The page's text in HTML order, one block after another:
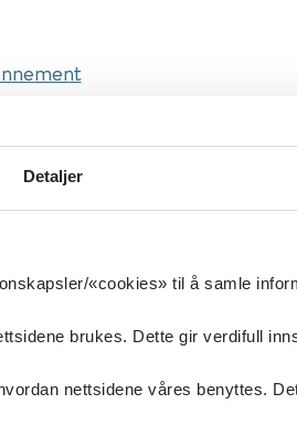
Detaljer
«cookies» til å samle
brukes. Dette gir verdifull
nettsidene våres benyttes.